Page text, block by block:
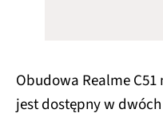
Obudowa Realme C51
jest dostępny w